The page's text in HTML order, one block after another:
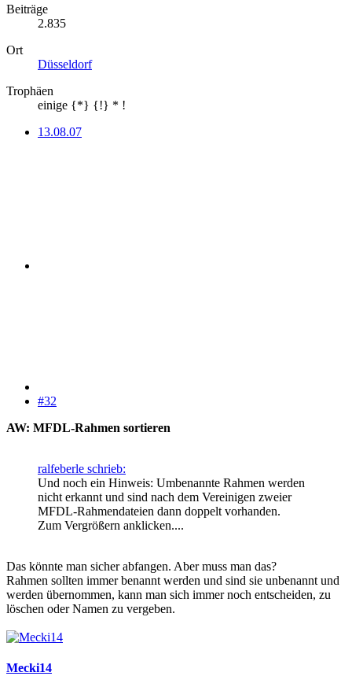
Beiträge
2.835
Ort
Düsseldorf
Trophäen
einige {*} {!} * !
13.08.07
#32
AW: MFDL-Rahmen sortieren
ralfeberle schrieb:
Und noch ein Hinweis: Umbenannte Rahmen werden
nicht erkannt und sind nach dem Vereinigen zweier
MFDL-Rahmendateien dann doppelt vorhanden.
Zum Vergrößern anklicken....
Das könnte man sicher abfangen. Aber muss man das?
Rahmen sollten immer benannt werden und sind sie unbenannt und
werden übernommen, kann man sich immer noch entscheiden, zu
löschen oder Namen zu vergeben.
Mecki14